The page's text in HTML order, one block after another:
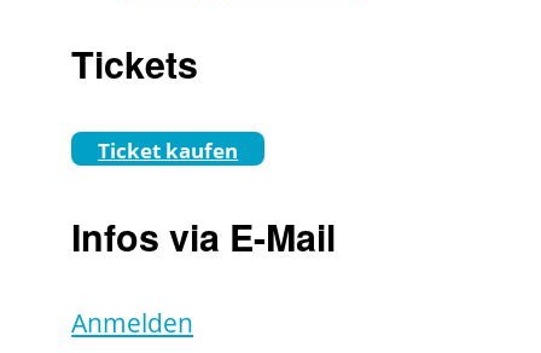
Tickets
Ticket kaufen
Infos via E-Mail
Anmelden